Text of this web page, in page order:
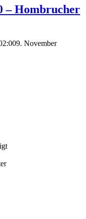
– Hombrucher
9. November